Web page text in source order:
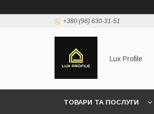
+380 (96) 630-31-51
Lux Profile
ТОВАРИ ТА ПОСЛУГИ